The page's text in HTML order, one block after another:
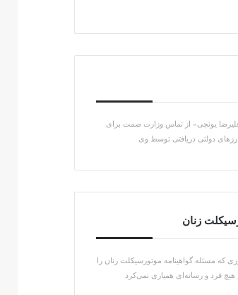
یونچی» از تماس وزارت صمت برای
دولتی دریافتی توسط وی
زنان
که مسئله گواهینامه موتورسیکلت زنان را
فرد و رسانه‌ای همیاری نمی‌کرد